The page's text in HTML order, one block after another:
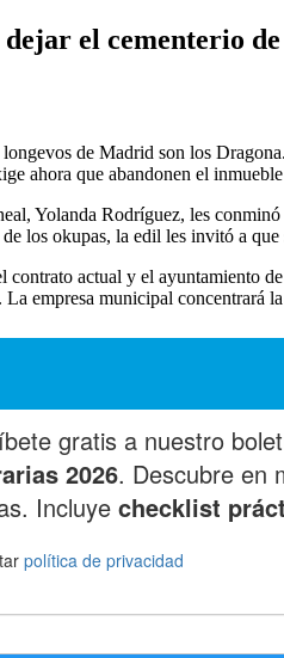
dejar el cementerio
de Madrid son los
ahora que abandonen el
Yolanda Rodríguez, les
los okupas, la edil les invitó a
contrato actual y el ayuntamiento de
empresa municipal concentrará